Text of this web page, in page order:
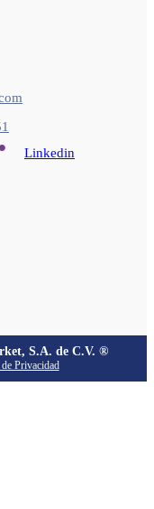
Linkedin
S.A. de C.V. ®
Privacidad